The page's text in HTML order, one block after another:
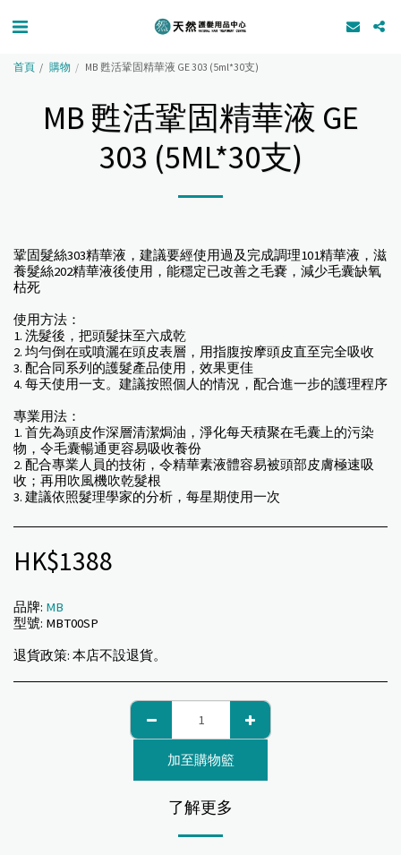
首頁 購物 MB 甦活鞏固精華液 GE 303 (5ml*30支)
MB 甦活鞏固精華液 GE
303 (5ML*30支)
鞏固髮絲303精華液，建議要經使用過及完成調理101精華液，滋
養髮絲202精華液後使用，能穩定已改善之毛嚢，減少毛囊缺氧
枯死
使用方法：
1. 洗髮後，把頭髮抹至六成乾
2. 均勻倒在或噴灑在頭皮表層，用指腹按摩頭皮直至完全吸收
3. 配合同系列的護髮產品使用，效果更佳
4. 每天使用一支。建議按照個人的情況，配合進一步的護理程序
專業用法：
1. 首先為頭皮作深層清潔焗油，淨化每天積聚在毛囊上的污染
物，令毛囊暢通更容易吸收養份
2. 配合專業人員的技術，令精華素液體容易被頭部皮膚極速吸
收；再用吹風機吹乾髮根
3. 建議依照髮理學家的分析，每星期使用一次
HK$1388
品牌: MB
型號: MBT00SP
退貨政策: 本店不設退貨。
加至購物籃
了解更多